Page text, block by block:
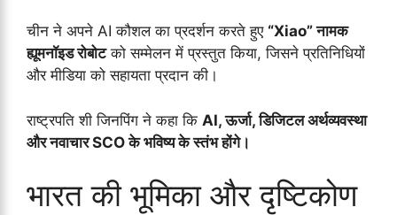
चीन ने अपने AI कौशल का प्रदर्शन करते हुए “Xiao” नामक
ह्यूमनॉइड रोबोटको सम्मेलन में प्रस्तुत किया, जिसने प्रतिनिधियों
और मीडिया को सहायता प्रदान की।
राष्ट्रपति शी जिनपिंग ने कहा कि AI, ऊर्जा, डिजिटल अर्थव्यवस्था
और नवाचार SCO के भविष्य के स्तंभ होंगे।
भारत की भूमिका और दृष्टिकोण